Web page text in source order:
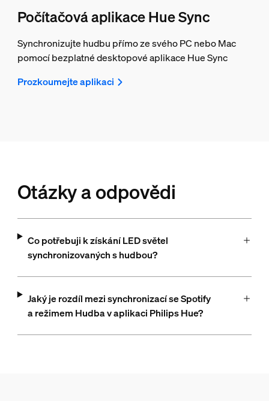
Počítačová aplikace Hue Sync
Synchronizujte hudbu přímo ze svého PC nebo Mac
pomocí bezplatné desktopové aplikace Hue Sync
Prozkoumejte aplikaci
Otázky a odpovědi
Co potřebuji k získání LED světel
synchronizovaných s hudbou?
Jaký je rozdíl mezi synchronizací se Spotify
a režimem Hudba v aplikaci Philips Hue?